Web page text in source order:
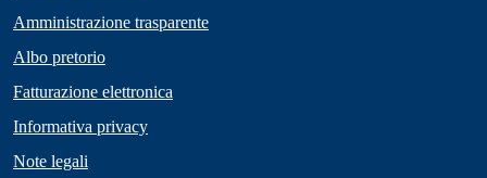
Amministrazione trasparente
Albo pretorio
Fatturazione elettronica
Informativa privacy
Note legali